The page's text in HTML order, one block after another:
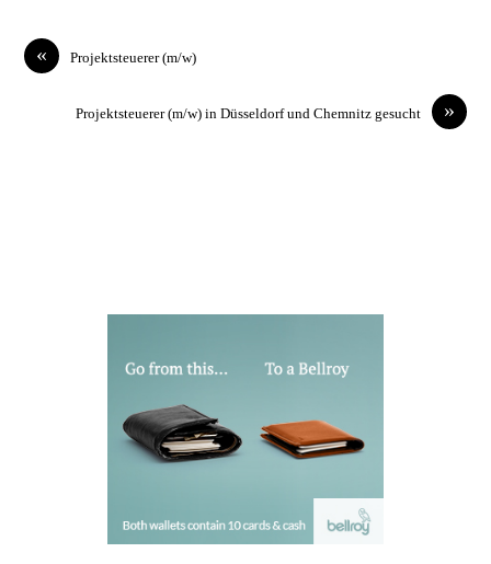
« Projektsteuerer (m/w)
»
Projektsteuerer (m/w) in Düsseldorf und Chemnitz gesucht